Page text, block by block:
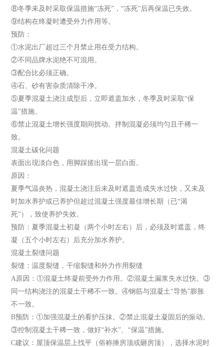
⑧冬季未及时采取保温措施“冻死”，“冻死”后再保温已失效。
⑨结构在终凝时遭受外力作用等。
预防：
①水泥出厂超过三个月禁止用在受力结构。
②不同品牌水泥绝不可混用。
③配合比必须正确。
④石、砂有害杂质清除干净。
⑤夏季混凝土浇注成型后，立即遮盖加水，冬季及时采取“保
温”措施。
⑥禁止混凝土增长强度期间扰动。拌制混凝必须均匀且干稀一
致。
混凝土碳化问题
表面出现淡白色，用脚踩搓出现一层白面。
原因：
夏季气温炎热，混凝土浇注后未及时遮盖造成失水过快，又未及
时加水养护或已养护但超过混凝土强度最佳增长期（已“渴
死”），致使养护失效。
预防：夏季混凝土初凝（两个小时左右）后，必须及时遮盖，终
凝（五个小时左右）后充分加水养护。
混凝土裂缝问题
裂缝：温度裂缝，干缩裂缝和外力作用裂缝
A原因：①混凝土终凝前受外力作用。②混凝土漏浆失水过快。③
同一结构浇注的混凝土干稀不一致。④钢筋与混凝土“导热”膨胀
不一致。
B预防：①加强混凝土的看护压抹。②禁止混凝土凝固后的振动。
③控制混凝土干稀一致，做好“补水”、“保温”措施。
C建议：屋顶保温层上找平（俗称捶房顶或砸房顶），选择水泥时